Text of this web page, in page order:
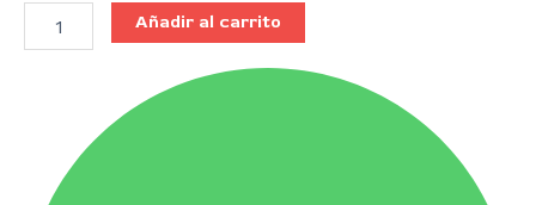
Añadir al carrito